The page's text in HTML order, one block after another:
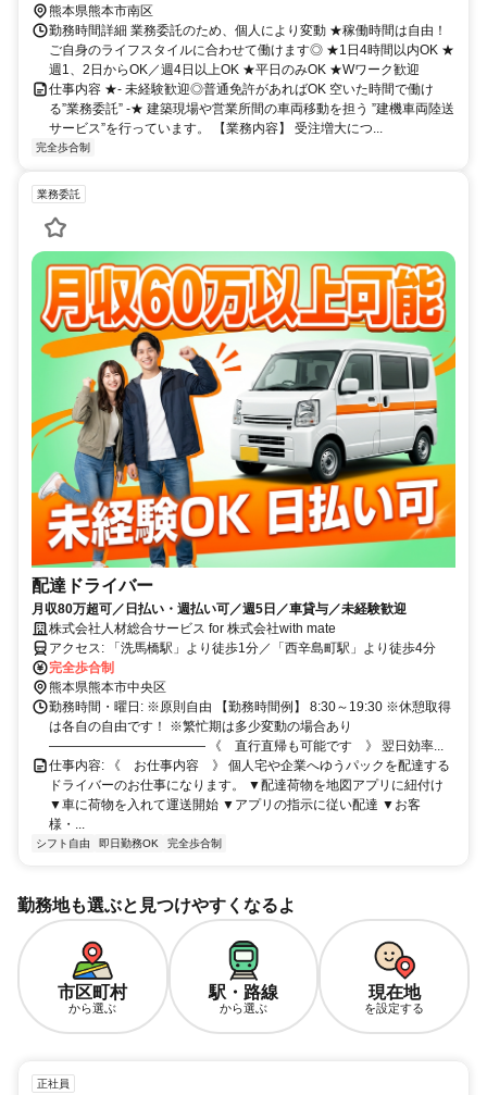
熊本県熊本市南区
勤務時間詳細 業務委託のため、個人により変動 ★稼働時間は自由！
ご自身のライフスタイルに合わせて働けます◎ ★1日4時間以内OK ★
週1、2日からOK／週4日以上OK ★平日のみOK ★Wワーク歓迎
仕事内容 ★- 未経験歓迎◎普通免許があればOK 空いた時間で働け
る”業務委託” -★ 建築現場や営業所間の車両移動を担う ”建機車両陸送
サービス”を行っています。 【業務内容】 受注増大につ...
完全歩合制
業務委託
配達ドライバー
月収80万超可／日払い・週払い可／週5日／車貸与／未経験歓迎
株式会社人材総合サービス for 株式会社with mate
アクセス: 「洗馬橋駅」より徒歩1分／「西辛島町駅」より徒歩4分
完全歩合制
熊本県熊本市中央区
勤務時間・曜日: ※原則自由 【勤務時間例】 8:30～19:30 ※休憩取得
は各自の自由です！ ※繁忙期は多少変動の場合あり
―――――――――――― 《 直行直帰も可能です 》 翌日効率...
仕事内容: 《 お仕事内容 》 個人宅や企業へゆうパックを配達する
ドライバーのお仕事になります。 ▼配達荷物を地図アプリに紐付け
▼車に荷物を入れて運送開始 ▼アプリの指示に従い配達 ▼お客
様・...
シフト自由 即日勤務OK 完全歩合制
勤務地も選ぶと見つけやすくなるよ
市区町村
から選ぶ
駅・路線
から選ぶ
現在地
を設定する
正社員